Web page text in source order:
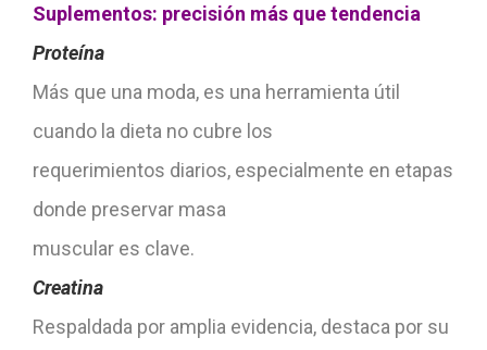
Suplementos: precisión más que tendencia
Proteína
Más que una moda, es una herramienta útil
cuando la dieta no cubre los
requerimientos diarios, especialmente en etapas
donde preservar masa
muscular es clave.
Creatina
Respaldada por amplia evidencia, destaca por su